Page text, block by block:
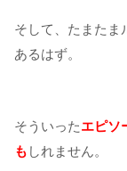
そして、たまたま
あるはず。
そういったエピソ
も しれません。